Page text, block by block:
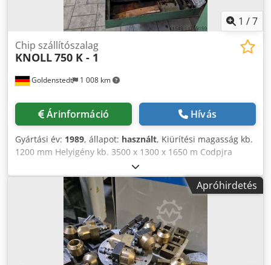
1 /7
Goldenstedt 1 008 km
Chip szállítószalag
KNOLL750 K - 1
Árinformáció Hívás
Gyártási év: 1989, állapot: használt, Kiürítési magasság kb.
1200 mm Helyigény kb. 3500 x 1300 x 1650 m Codpjra
Apróhirdetés